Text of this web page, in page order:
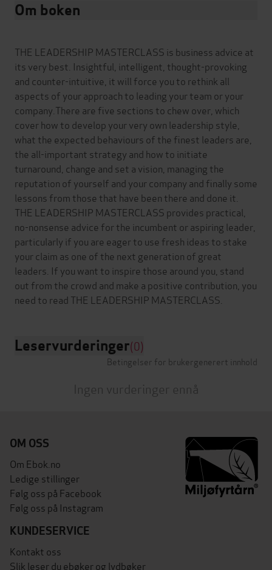
Om boken
THE LEADERSHIP MASTERCLASS is business advice at
its very best. Insightful, intelligent, thought-provoking
and counter-intuitive, it will force you to rethink all
aspects of your approach to leading your team or your
company.There are five sections to chew over, which
cover how to develop your very own leadership style,
what the expected behaviours of the finest leaders are,
the all-important strategy and how to initiate
turnaround, change and set a vision, managing the
reputation of yourself and your company and finally some
lessons from those that have been there and done it.
THE LEADERSHIP MASTERCLASS provides practical,
no-nonsense advice for the incumbent or aspiring leader,
particularly if you are eager to use fresh ideas to stake
your claim as one of the next generation of great
leaders. If you want to inspire those around you, stand
out from the crowd and make a positive contribution, you
Leservurderinger(0)
Betingelser for brukergenerert innhold
Ingen vurderinger ennå
OM OSS
Om Ebok.no
Ledige stillinger
Følg oss på Facebook
Følg oss på Instagram
KUNDESERVICE
Kontakt oss
Slik leser du ebøker og lydbøker